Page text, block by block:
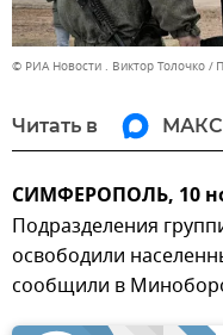
© РИА Новости . Виктор Толочко
Читать в МАКС
СИМФЕРОПОЛЬ, 10
Подразделения
освободили
сообщили в